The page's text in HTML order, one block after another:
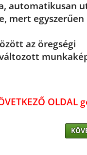
automatikusan
mert
az öregségi
OLDAL